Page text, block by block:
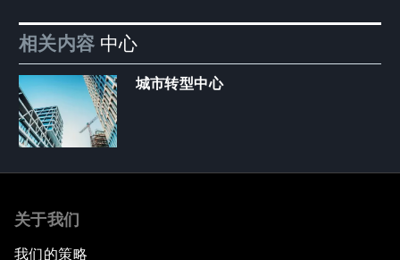
相关内容 中心
城市转型中心
关于我们
我们的策略